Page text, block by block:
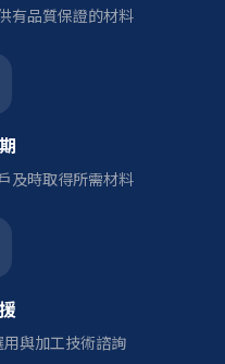
有品質保證的材料
及時取得所需材料
與加工技術諮詢